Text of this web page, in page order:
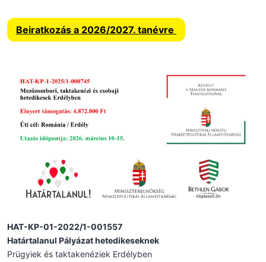
Beiratkozás a 2026/2027. tanévre
HAT-KP-01-2022/1-001557
Határtalanul Pályázat hetedikeseknek
Prügyiek és taktakenéziek Erdélyben